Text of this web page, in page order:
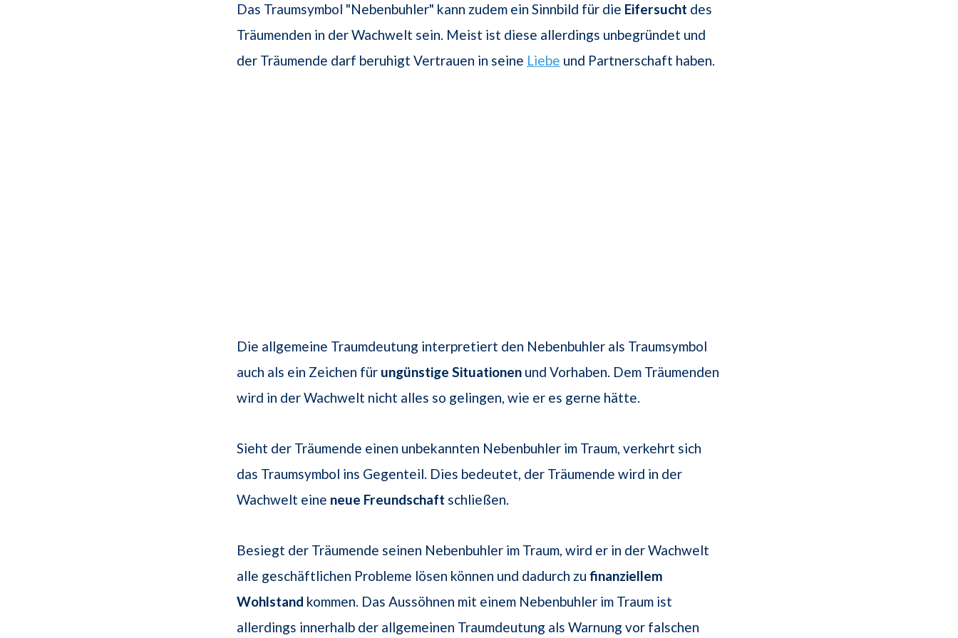
Das Traumsymbol "Nebenbuhler" kann zudem ein Sinnbild für die Eifersucht des
Träumenden in der Wachwelt sein. Meist ist diese allerdings unbegründet und
der Träumende darf beruhigt Vertrauen in seine Liebe und Partnerschaft haben.
Die allgemeine Traumdeutung interpretiert den Nebenbuhler als Traumsymbol
auch als ein Zeichen für ungünstige Situationen und Vorhaben. Dem Träumenden
wird in der Wachwelt nicht alles so gelingen, wie er es gerne hätte.
Sieht der Träumende einen unbekannten Nebenbuhler im Traum, verkehrt sich
das Traumsymbol ins Gegenteil. Dies bedeutet, der Träumende wird in der
Wachwelt eine neue Freundschaft schließen.
Besiegt der Träumende seinen Nebenbuhler im Traum, wird er in der Wachwelt
alle geschäftlichen Probleme lösen können und dadurch zu finanziellem
Wohlstand kommen. Das Aussöhnen mit einem Nebenbuhler im Traum ist
allerdings innerhalb der allgemeinen Traumdeutung als Warnung vor falschen